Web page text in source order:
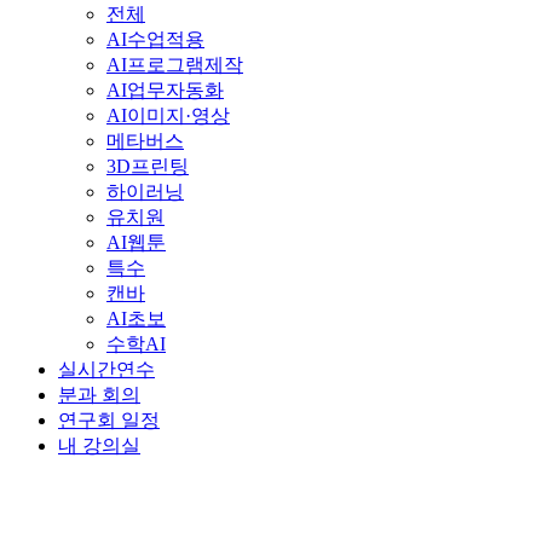
전체
AI수업적용
AI프로그램제작
AI업무자동화
AI이미지·영상
메타버스
3D프린팅
하이러닝
유치원
AI웹툰
특수
캔바
AI초보
수학AI
실시간연수
분과 회의
연구회 일정
내 강의실